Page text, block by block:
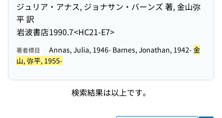
ジュリア・アナス, ジョナサン・バーンズ 著, 金山弥
平 訳
岩波書店1990.7<HC21-E7>
著者標目 Annas, Julia, 1946- Barnes, Jonathan, 1942-金
山, 弥平, 1955-
検索結果は以上です。